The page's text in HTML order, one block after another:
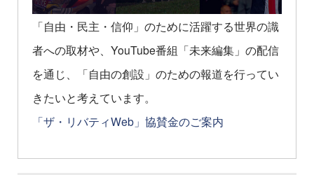
「自由・民主・信仰」のために活躍する世界の識
者への取材や、YouTube番組「未来編集」の配信
を通じ、「自由の創設」のための報道を行ってい
きたいと考えています。
「ザ・リバティWeb」協賛金のご案内